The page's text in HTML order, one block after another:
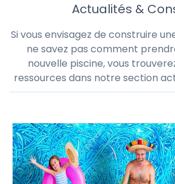
Actualités &
Si vous envisagez de construire
ne savez pas comment
nouvelle piscine, vous
ressources dans notre section